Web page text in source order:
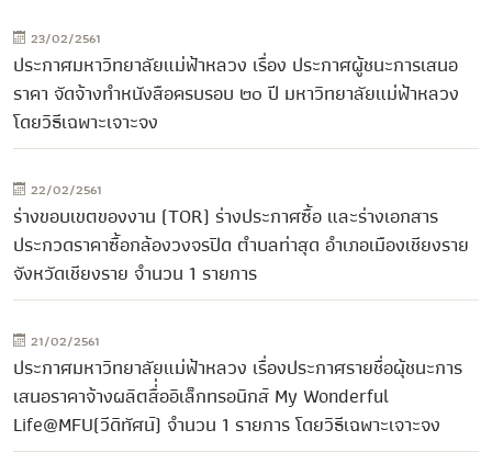
23/02/2561
ประกาศมหาวิทยาลัยแม่ฟ้าหลวง เรื่อง ประกาศผู้ชนะการเสนอ
ราคา จัดจ้างทำหนังสือครบรอบ ๒๐ ปี มหาวิทยาลัยแม่ฟ้าหลวง
โดยวิธีเฉพาะเจาะจง
22/02/2561
ร่างขอบเขตของงาน (TOR) ร่างประกาศซื้อ และร่างเอกสาร
ประกวดราคาซื้อกล้องวงจรปิด ตำบลท่าสุด อำเภอเมืองเชียงราย
จังหวัดเชียงราย จำนวน 1 รายการ
21/02/2561
ประกาศมหาวิทยาลัยแม่ฟ้าหลวง เรื่องประกาศรายชื่อผุ้ชนะการ
เสนอราคาจ้างผลิตสื่่ออิเล็กทรอนิกส์ My Wonderful
Life@MFU(วีดิทัศน์) จำนวน 1 รายการ โดยวิธีเฉพาะเจาะจง